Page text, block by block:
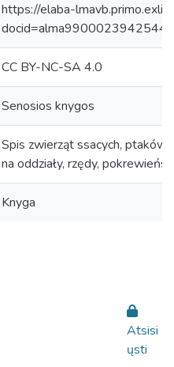
https://elaba-
CC BY-NC-SA 4.0
Senosios knygos
Spis zwierząt ssacych, ptaków
na oddziały, rzędy,
Knyga
Atsisi
ųsti